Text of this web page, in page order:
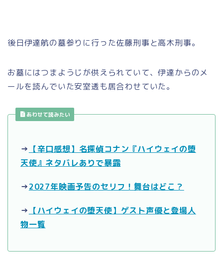
後日伊達航の墓参りに行った佐藤刑事と高木刑事。
お墓にはつまようじが供えられていて、伊達からのメ
ールを読んでいた安室透も居合わせていた。
あわせて読みたい
→ 【辛口感想】名探偵コナン『ハイウェイの堕
天使』ネタバレありで暴露
→2027年映画予告のセリフ！舞台はどこ？
→ 【ハイウェイの堕天使】ゲスト声優と登場人
物一覧